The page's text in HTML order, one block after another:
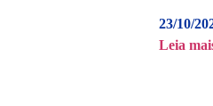
23/10/
Leia